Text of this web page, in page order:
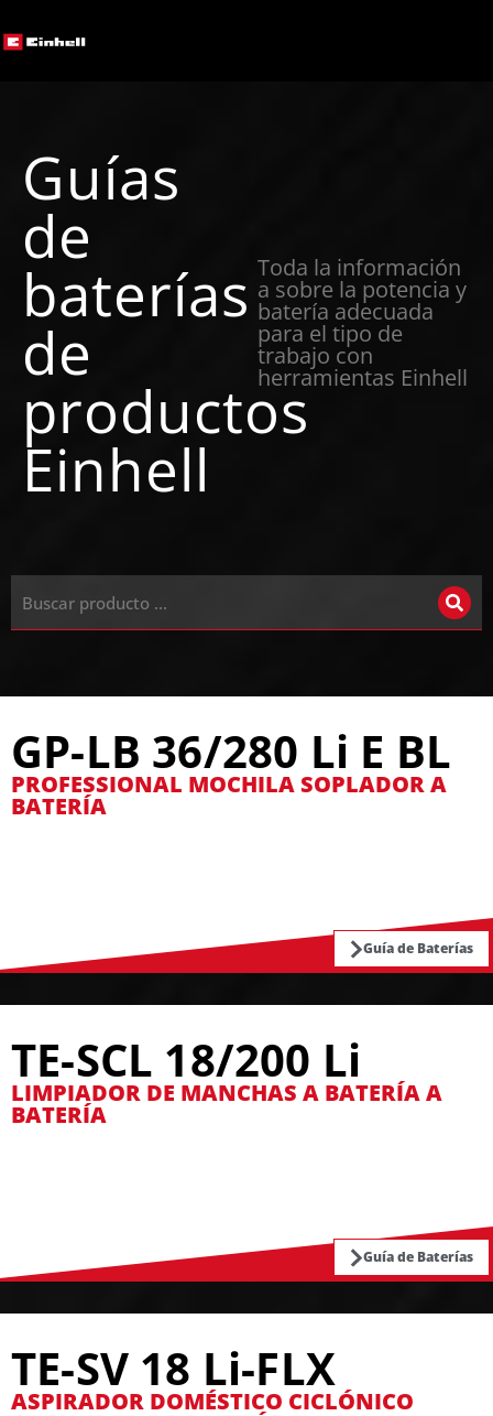
Guías
de
baterías
de
productos
Einhell
Toda la información
a sobre la potencia y
batería adecuada
para el tipo de
trabajo con
herramientas Einhell
GP-LB 36/280 Li E BL
PROFESSIONAL MOCHILA SOPLADOR A
BATERÍA
Guía de Baterías
TE-SCL 18/200 Li
LIMPIADOR DE MANCHAS A BATERÍA A
BATERÍA
Guía de Baterías
TE-SV 18 Li-FLX
ASPIRADOR DOMÉSTICO CICLÓNICO